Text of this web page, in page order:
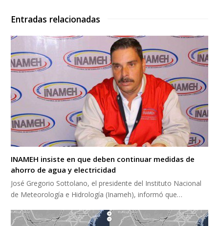
Entradas relacionadas
INAMEH insiste en que deben continuar medidas de
ahorro de agua y electricidad
José Gregorio Sottolano, el presidente del Instituto Nacional
de Meteorología e Hidrología (Inameh), informó que…